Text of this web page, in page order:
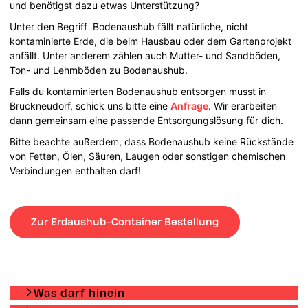
und benötigst dazu etwas Unterstützung?
Unter den Begriff Bodenaushub fällt natürliche, nicht
kontaminierte Erde, die beim Hausbau oder dem Gartenprojekt
anfällt. Unter anderem zählen auch Mutter- und Sandböden,
Ton- und Lehmböden zu Bodenaushub.
Falls du kontaminierten Bodenaushub entsorgen musst in
Bruckneudorf, schick uns bitte eineAnfrage. Wir erarbeiten
dann gemeinsam eine passende Entsorgungslösung für dich.
Bitte beachte außerdem, dass Bodenaushub keine Rückstände
von Fetten, Ölen, Säuren, Laugen oder sonstigen chemischen
Verbindungen enthalten darf!
Zur Erdaushub-Container Bestellung
Was darf hinein